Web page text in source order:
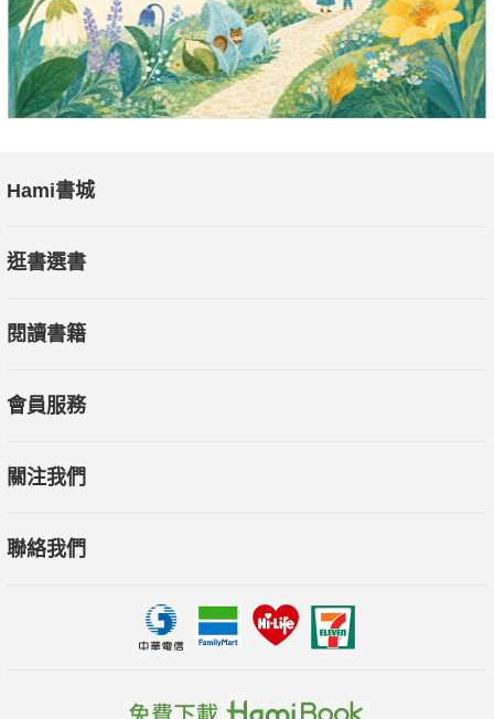
極具開創性的健康長壽指南，挑戰了傳統醫學思維，也揭示預防
慢性疾病和延長健康壽命的新方法。
一個50歲的人比一個30歲的人更健康的話，到底誰比較老呢？
慢性病不是從中年開始，而是早在20多歲、30多歲，甚至十幾歲
無法確保你可以遠離疾病。
當別人加速老化，你卻可以愈活愈年輕！因為你比別人早知道：
些健康風險並及早避開？
為什麼有時候乖乖聽醫師的話，反而會讓你藥愈吃愈多、劑量愈
為什麼你可能已患有一種極為常見的肝臟疾病，但連你的醫生也
為什麼你自認吃得很養生、對糖和油忌口，也常運動，卻還是一
一本風靡健康、保險、運動、科技、養老產業的國際暢銷書，全
Hami書城
逛書選書
閱讀書籍
會員服務
關注我們
聯絡我們